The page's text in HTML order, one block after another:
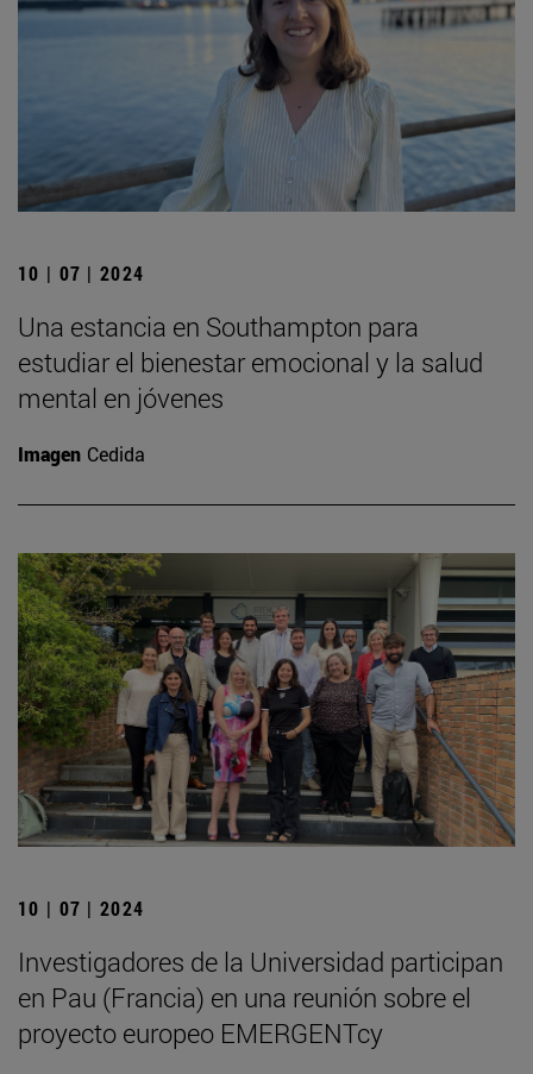
10 | 07 | 2024
Una estancia en Southampton para
estudiar el bienestar emocional y la salud
mental en jóvenes
Imagen Cedida
10 | 07 | 2024
Investigadores de la Universidad participan
en Pau (Francia) en una reunión sobre el
proyecto europeo EMERGENTcy